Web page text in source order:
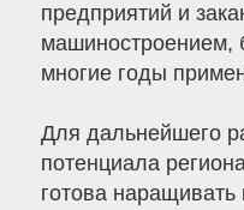
предприятий и
машиностроением,
многие годы
Для дальнейшего
потенциала
готова наращивать